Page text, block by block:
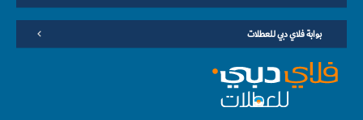
بوابة فلاي دبي للعطلات